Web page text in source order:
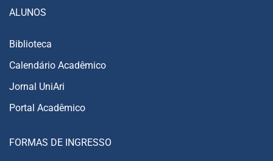
ALUNOS
Biblioteca
Calendário Acadêmico
Jornal UniAri
Portal Acadêmico
FORMAS DE INGRESSO